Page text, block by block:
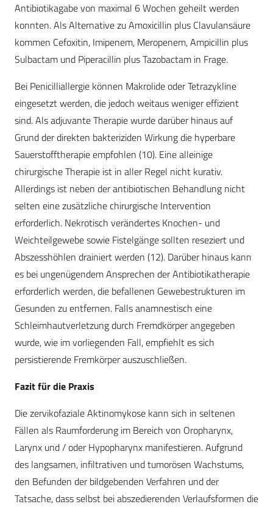
Antibiotikagabe von maximal 6 Wochen geheilt werden
konnten. Als Alternative zu Amoxicillin plus Clavulansäure
kommen Cefoxitin, Imipenem, Meropenem, Ampicillin plus
Sulbactam und Piperacillin plus Tazobactam in Frage.
Bei Penicilliallergie können Makrolide oder Tetrazykline
eingesetzt werden, die jedoch weitaus weniger effizient
sind. Als adjuvante Therapie wurde darüber hinaus auf
Grund der direkten bakteriziden Wirkung die hyperbare
Sauerstofftherapie empfohlen (10). Eine alleinige
chirurgische Therapie ist in aller Regel nicht kurativ.
Allerdings ist neben der antibiotischen Behandlung nicht
selten eine zusätzliche chirurgische Intervention
erforderlich. Nekrotisch verändertes Knochen- und
Weichteilgewebe sowie Fistelgänge sollten reseziert und
Abszesshöhlen drainiert werden (12). Darüber hinaus kann
es bei ungenügendem Ansprechen der Antibiotikatherapie
erforderlich werden, die befallenen Gewebestrukturen im
Gesunden zu entfernen. Falls anamnestisch eine
Schleimhautverletzung durch Fremdkörper angegeben
wurde, wie im vorliegenden Fall, empfiehlt es sich
persistierende Fremkörper auszuschließen.
Fazit für die Praxis
Die zervikofaziale Aktinomykose kann sich in seltenen
Fällen als Raumforderung im Bereich von Oropharynx,
Larynx und / oder Hypopharynx manifestieren. Aufgrund
des langsamen, infiltrativen und tumorösen Wachstums,
den Befunden der bildgebenden Verfahren und der
Tatsache, dass selbst bei abszedierenden Verlaufsformen die